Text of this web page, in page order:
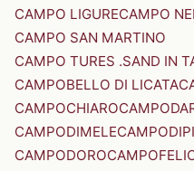
CAMPO LIGURECAMPO
CAMPO SAN MARTINO
CAMPO TURES .SAND IN
CAMPOBELLO DI LICATA
CAMPOCHIARO
CAMPODIMELE
CAMPODORO